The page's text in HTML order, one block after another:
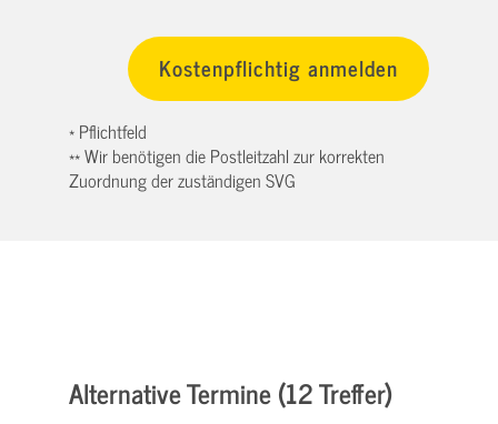
* Pflichtfeld
** Wir benötigen die Postleitzahl zur korrekten
Zuordnung der zuständigen SVG
Alternative Termine (12 Treffer)